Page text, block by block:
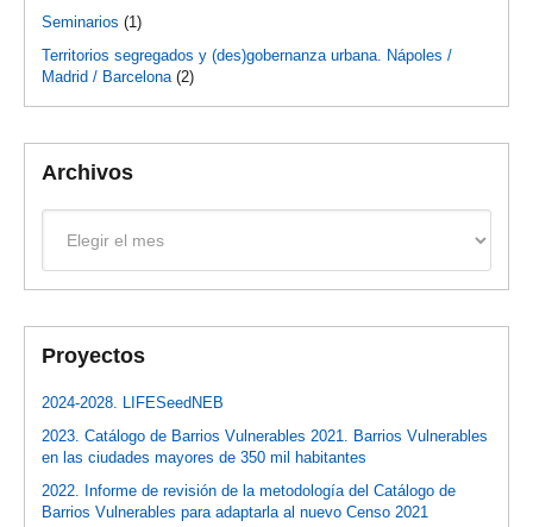
Seminarios (1)
Territorios segregados y (des)gobernanza urbana. Nápoles /
Madrid / Barcelona(2)
Archivos
Proyectos
2024-2028. LIFESeedNEB
2023. Catálogo de Barrios Vulnerables 2021. Barrios Vulnerables
en las ciudades mayores de 350 mil habitantes
2022. Informe de revisión de la metodología del Catálogo de
Barrios Vulnerables para adaptarla al nuevo Censo 2021